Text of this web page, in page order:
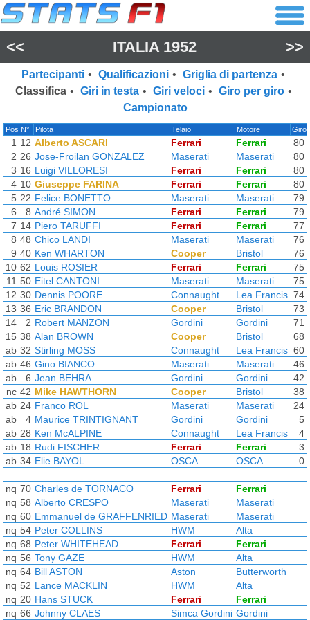
<< ITALIA 1952 >>
Partecipanti • Qualificazioni • Griglia di partenza •
Classifica • Giri in testa • Giri veloci • Giro per giro •
Campionato
Pos N° Pilota Telaio Motore Giro
1 12 Alberto ASCARI Ferrari Ferrari
80
2 26 Jose-Froilan GONZALEZ Maserati Maserati
80
3 16 Luigi VILLORESI Ferrari Ferrari
80
4 10 Giuseppe FARINA Ferrari Ferrari
80
5 22 Felice BONETTO Maserati Maserati
79
6
8 André SIMON Ferrari Ferrari
79
7 14 Piero TARUFFI Ferrari Ferrari
77
8 48 Chico LANDI Maserati Maserati
76
9 40 Ken WHARTON Cooper Bristol
76
10 62 Louis ROSIER Ferrari Ferrari
75
11 50 Eitel CANTONI Maserati Maserati
75
12 30 Dennis POORE Connaught Lea Francis 74
13 36 Eric BRANDON Cooper Bristol
73
14
2 Robert MANZON Gordini Gordini
71
15 38 Alan BROWN Cooper Bristol
68
ab 32 Stirling MOSS Connaught Lea Francis 60
ab 46 Gino BIANCO Maserati Maserati 46
ab
6 Jean BEHRA Gordini Gordini 42
nc 42 Mike HAWTHORN Cooper Bristol
38
ab 24 Franco ROL Maserati Maserati 24
ab
4 Maurice TRINTIGNANT Gordini Gordini 5
ab 28 Ken McALPINE Connaught Lea Francis 4
ab 18 Rudi FISCHER Ferrari Ferrari 3
ab 34 Elie BAYOL OSCA OSCA 0
nq 70 Charles de TORNACO Ferrari
Ferrari
nq 58 Alberto CRESPO Maserati
Maserati
nq 60 Emmanuel de GRAFFENRIED Maserati
Maserati
nq 54 Peter COLLINS HWM
Alta
nq 68 Peter WHITEHEAD Ferrari
Ferrari
nq 56 Tony GAZE HWM
Alta
nq 64 Bill ASTON Aston
Butterworth
nq 52 Lance MACKLIN HWM
Alta
nq 20 Hans STUCK Ferrari
Ferrari
nq 66 Johnny CLAES Simca Gordini Gordini